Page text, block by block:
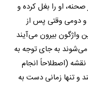
او را بغل کرده و
و دومی وقتی پس از
واژگون بیرون می‌آیند
به جای توجه به
(اصطلاحاً انجام
تنها زمانی دست به